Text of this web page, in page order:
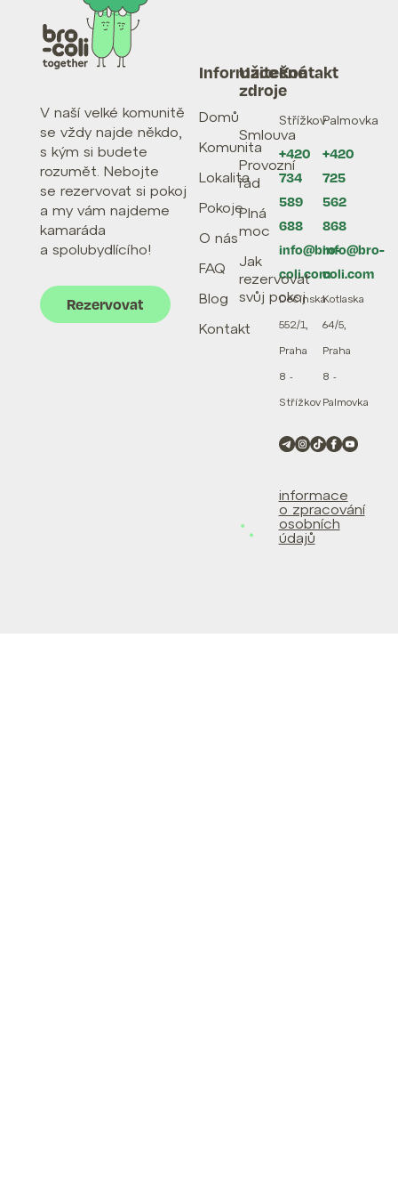
V naší velké komunitě
se vždy najde někdo,
s kým si budete
rozumět. Nebojte
se rezervovat si pokoj
a my vám najdeme
kamaráda
a spolubydlícího!
Rezervovat
Informace
Domů
Komunita
Lokalita
Pokoje
O nás
FAQ
Blog
Kontakt
Užitečné
zdroje
Smlouva
Provozní
řád
Plná
moc
Jak
rezervovat
svůj pokoj
Kontakt
Střížkov
+420
734
589
688
info@bro-
coli.com
Děčínská
552/1,
Praha
8 -
Střížkov
Palmovka
+420
725
562
868
info@bro-
coli.com
Kotlaska
64/5,
Praha
8 -
Palmovka
informace
o zpracování
osobních
údajů